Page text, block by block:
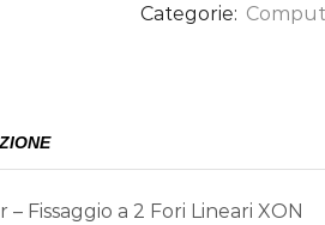
Categorie:
Fissaggio a 2 Fori Lineari XON